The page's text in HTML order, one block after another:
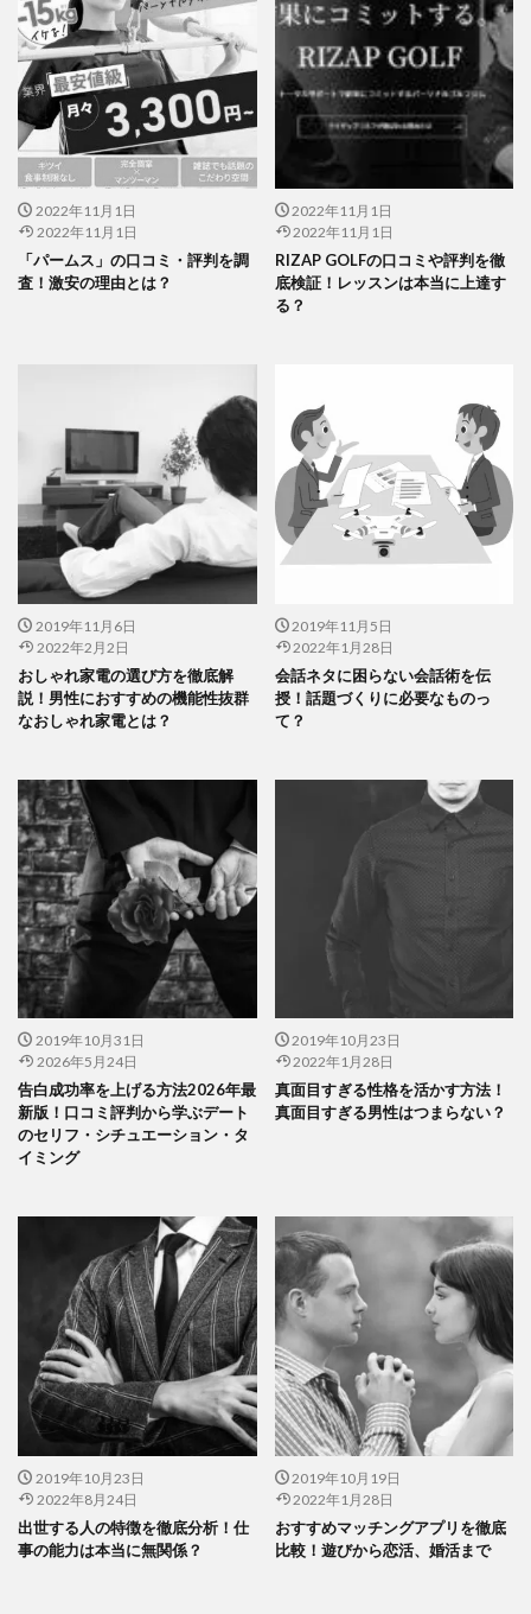
2022年11月1日
2022年11月1日
「パームス」の口コミ・評判を調
査！激安の理由とは？
2022年11月1日
2022年11月1日
RIZAP GOLFの口コミや評判を徹
底検証！レッスンは本当に上達す
る？
2019年11月6日
2022年2月2日
おしゃれ家電の選び方を徹底解
説！男性におすすめの機能性抜群
なおしゃれ家電とは？
2019年11月5日
2022年1月28日
会話ネタに困らない会話術を伝
授！話題づくりに必要なものっ
て？
2019年10月31日
2026年5月24日
告白成功率を上げる方法2026年最
新版！口コミ評判から学ぶデート
のセリフ・シチュエーション・タ
イミング
2019年10月23日
2022年1月28日
真面目すぎる性格を活かす方法！
真面目すぎる男性はつまらない？
2019年10月23日
2022年8月24日
出世する人の特徴を徹底分析！仕
事の能力は本当に無関係？
2019年10月19日
2022年1月28日
おすすめマッチングアプリを徹底
比較！遊びから恋活、婚活まで